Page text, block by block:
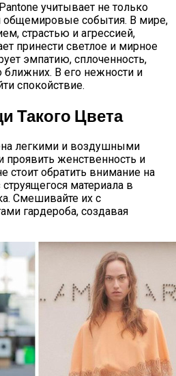
Окрашивания
Октябрь 2025 Года
учитывает не только
общемировые события. В мире,
страстью и агрессией,
принести светлое и мирное
эмпатию, сплоченность,
ближних. В его нежности и
спокойствие.
Такого Цвета
легкими и воздушными
женственность и
стоит обратить внимание на
материала в
Смешивайте их с
гардероба, создавая